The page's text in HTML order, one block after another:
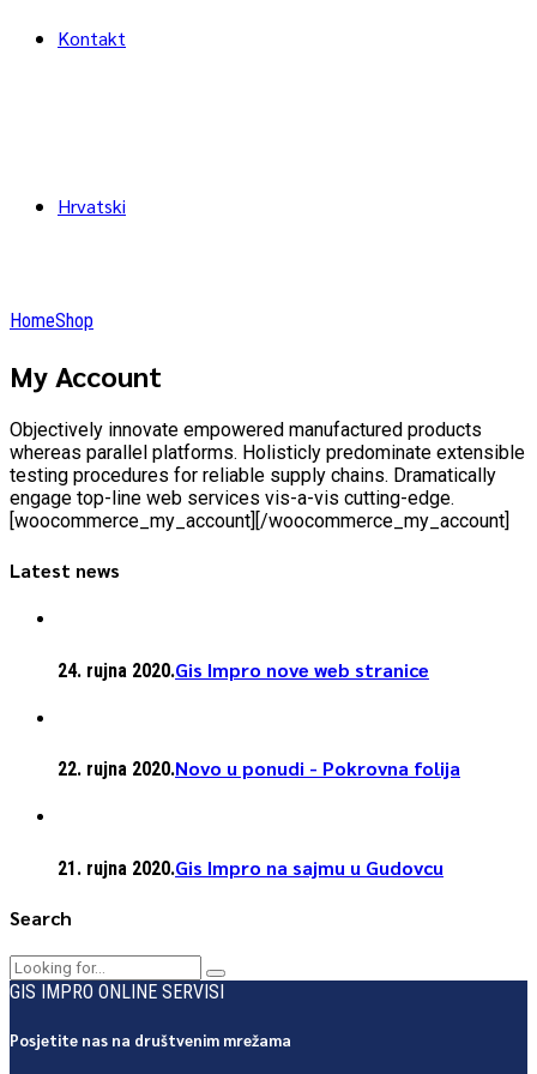
Kontakt
Hrvatski
HomeShop
My Account
Objectively innovate empowered manufactured products
whereas parallel platforms. Holisticly predominate extensible
testing procedures for reliable supply chains. Dramatically
engage top-line web services vis-a-vis cutting-edge.
[woocommerce_my_account][/woocommerce_my_account]
Latest news
24. rujna 2020.Gis Impro nove web stranice
22. rujna 2020.Novo u ponudi - Pokrovna folija
21. rujna 2020.Gis Impro na sajmu u Gudovcu
Search
GIS IMPRO ONLINE SERVISI
Posjetite nas na društvenim mrežama